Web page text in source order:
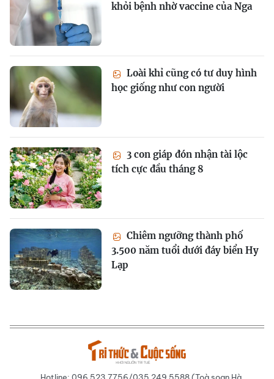
khỏi bệnh nhờ vaccine của Nga
Loài khỉ cũng có tư duy hình
học giống như con người
3 con giáp đón nhận tài lộc
tích cực đầu tháng 8
Chiêm ngưỡng thành phố
3.500 năm tuổi dưới đáy biển Hy
Lạp